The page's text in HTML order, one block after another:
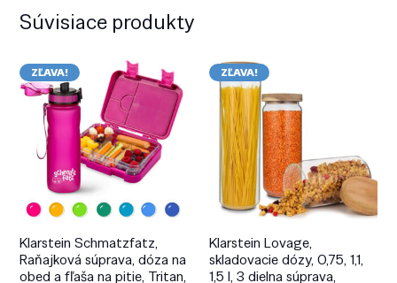
Súvisiace produkty
ZĽAVA!
Klarstein Schmatzfatz,
Raňajková súprava, dóza na
obed a fľaša na pitie, Tritan,
ZĽAVA!
Klarstein Lovage,
skladovacie dózy, 0,75, 1,1,
1,5 l, 3 dielna súprava,